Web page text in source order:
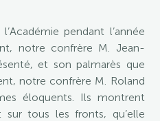
pendant l’année
notre confrère M. Jean-
et son palmarès que
notre confrère M. Roland
éloquents. Ils montrent
tous les fronts, qu’elle